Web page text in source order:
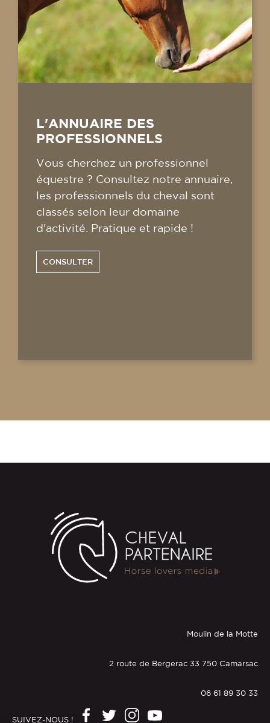
L'ANNUAIRE DES
PROFESSIONNELS
Vous cherchez un professionnel
équestre ? Consultez notre annuaire,
les professionnels du cheval sont
classés selon leur domaine
d'activité. Pratique et rapide !
CONSULTER
Moulin de la Motte
2 route de Bergerac 33 750 Camarsac
06 61 89 30 33
SUIVEZ-NOUS !